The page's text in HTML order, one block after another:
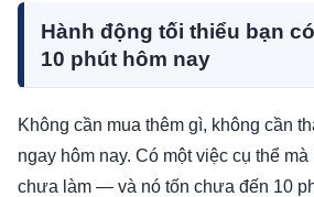
Hành động tối thiểu bạn
10 phút hôm nay
Không cần mua thêm gì, không cần
ngay hôm nay. Có một việc cụ thể
chưa làm — và nó tốn chưa đến 10